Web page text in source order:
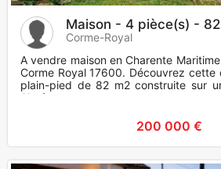
Maison - 4 pièce(s) - 82
Corme-Royal
A vendre maison en Charente
Corme Royal 17600. Découvrez cette
plain-pied de 82 m2 construite sur
Située
200 000 €